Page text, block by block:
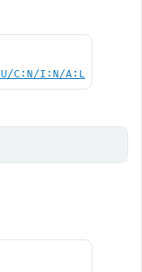
C:N/I:N/A:L